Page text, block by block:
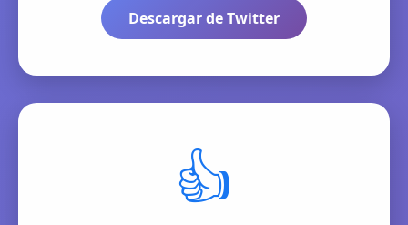
Descargar de Twitter
👍